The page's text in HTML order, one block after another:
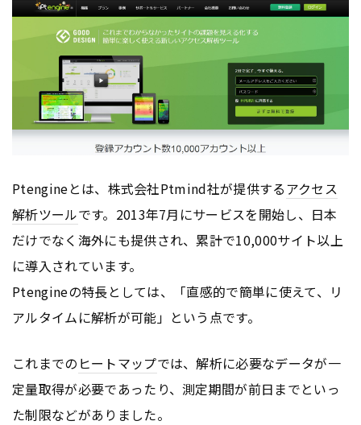
Ptengineとは、株式会社Ptmind社が提供するアクセス
解析ツールです。2013年7月にサービスを開始し、日本
だけでなく海外にも提供され、累計で10,000サイト以上
に導入されています。
Ptengineの特長としては、「直感的で簡単に使えて、リ
アルタイムに解析が可能」という点です。
これまでの ヒートマップでは、解析に必要なデータが一
定量取得が必要であったり、測定期間が前日までといっ
た制限などがありました。